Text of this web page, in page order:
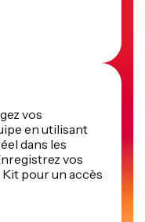
vos
en utilisant
dans les
vos
pour un accès